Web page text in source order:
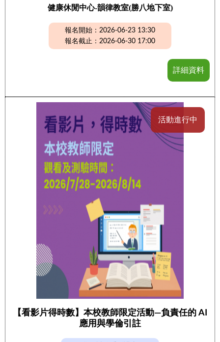
健康休閒中心-韻律教室(勝八地下室)
報名開始：2026-06-23 13:30
報名截止：2026-06-30 17:00
詳細資料
活動進行中
【看影片得時數】本校教師限定活動—負責任的 AI
應用與學倫引註